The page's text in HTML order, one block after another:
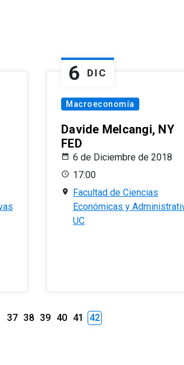
6 DIC
Macroeconomía
Davide Melcangi, NY
FED
6 de Diciembre de 2018
17:00
Facultad de Ciencias
Económicas y
UC
37 38 39 40 41 42